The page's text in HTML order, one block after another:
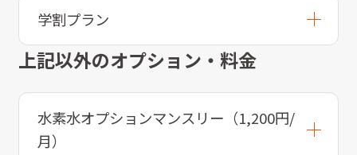
学割プラン
上記以外のオプション・料金
水素水オプションマンスリー（1,200円/
月）